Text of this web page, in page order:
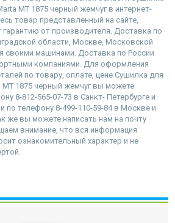
MT 1875 черный жемчуг в интернет-
товар представленный на сайте,
от производителя. Доставка по
области, Москве, Московской
своими машинами. Доставка по России
компаниями. Для оформления
по товару, оплате, цене Сушилка для
1875 черный жемчуг вы можете
8-812-565-07-73 в Санкт- Петербурге и
по телефону 8-499-110-59-84 в Москве и
же вы можете написать нам на почту
внимание, что вся информация
ознакомительный характер и не
наверх